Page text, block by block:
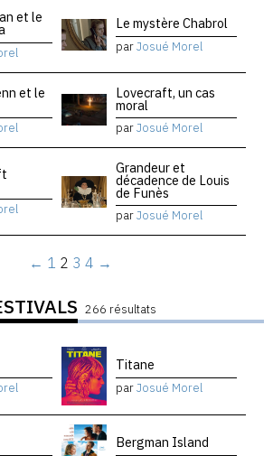
et le Le mystère Chabrol
parJosué Morel
et le Lovecraft, un cas
moral
parJosué Morel
Grandeur et
décadence de Louis
de Funès
parJosué Morel
← 1 2 3 4 →
266 résultats
Titane
parJosué Morel
Bergman Island